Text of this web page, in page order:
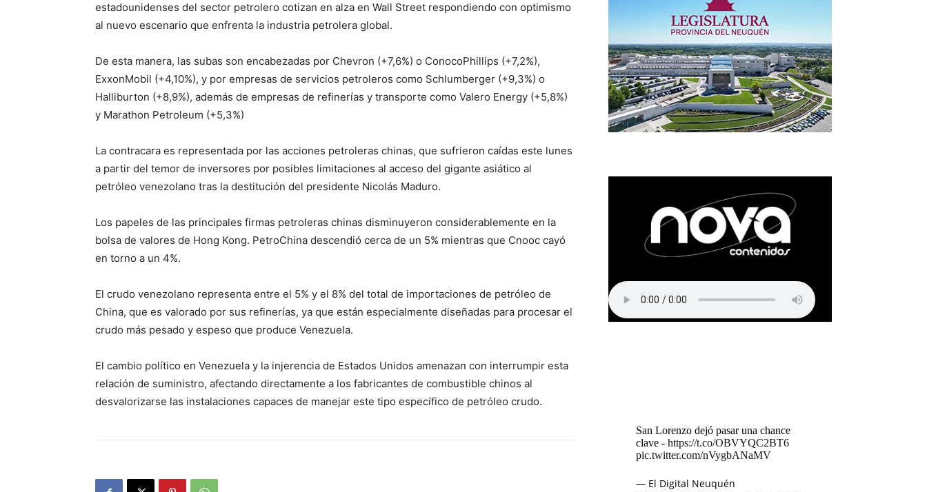
estadounidenses del sector petrolero cotizan en alza en Wall Street respondiendo con optimismo
al nuevo escenario que enfrenta la industria petrolera global.
De esta manera, las subas son encabezadas por Chevron (+7,6%) o ConocoPhillips (+7,2%),
ExxonMobil (+4,10%), y por empresas de servicios petroleros como Schlumberger (+9,3%) o
Halliburton (+8,9%), además de empresas de refinerías y transporte como Valero Energy (+5,8%)
y Marathon Petroleum (+5,3%)
La contracara es representada por las acciones petroleras chinas, que sufrieron caídas este lunes
a partir del temor de inversores por posibles limitaciones al acceso del gigante asiático al
petróleo venezolano tras la destitución del presidente Nicolás Maduro.
Los papeles de las principales firmas petroleras chinas disminuyeron considerablemente en la
bolsa de valores de Hong Kong. PetroChina descendió cerca de un 5% mientras que Cnooc cayó
en torno a un 4%.
El crudo venezolano representa entre el 5% y el 8% del total de importaciones de petróleo de
China, que es valorado por sus refinerías, ya que están especialmente diseñadas para procesar el
crudo más pesado y espeso que produce Venezuela.
El cambio político en Venezuela y la injerencia de Estados Unidos amenazan con interrumpir esta
relación de suministro, afectando directamente a los fabricantes de combustible chinos al
desvalorizarse las instalaciones capaces de manejar este tipo específico de petróleo crudo.
San Lorenzo dejó pasar una chance
clave - https://t.co/OBVYQC2BT6
pic.twitter.com/nVygbANaMV
— El Digital Neuquén